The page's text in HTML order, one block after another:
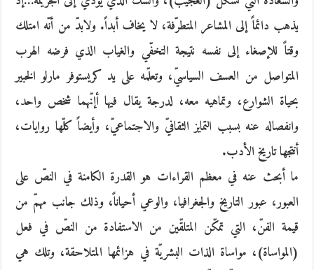
يذهب دائماً إلى المشاعر المتطرّفة، لا يخاف أبداً. ولابدّ من أنّه امتلك
وقتاً للإصغاء إلى نفسه نتيجة التخفّي والغياب الذي فرضه الهرب
المتواصل من العسف السياسيّ، وتعلّمه على يد كريستوفر مارلو الخبير
بحياة الشوارع، وتماهيه معه، لدرجة يقال فيها أإنّهما شخص واحد،
وانفصاله عنه بسبب التمايز الثقافيّ والاجتماعيّ، وأيضاً كلّها روايات،
أنتجها تاريخ الأدب.
ما أبحث عنه في معظم القراءات هو القدرة الكامنة في النصّ على
العبور، عبور التاريخ والجغرافيا، والوعي أحياناً، وذلك جانب مهمّ من
قيمة الفنّ، التي تمكّن المتلقّين من الاستفادة من النصّ في فعل
(المواساة)، مواساة الذات البشريّة في هزائمها المتلاحقة، وتلك هي